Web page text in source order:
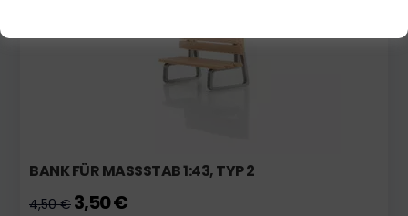
BANK FÜR MASSSTAB 1:43, TYP 2
4,50 € 3,50 €